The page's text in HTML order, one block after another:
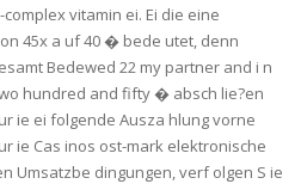
vitamin ei. Ei die eine
45x a uf 40 � bede utet, denn
Bedewed 22 my partner and i n
hundred and fifty � absch lie?en
ie ei folgende Ausza hlung vorne
ie Cas inos ost-mark elektronische
Umsatzbe dingungen, verf olgen S ie